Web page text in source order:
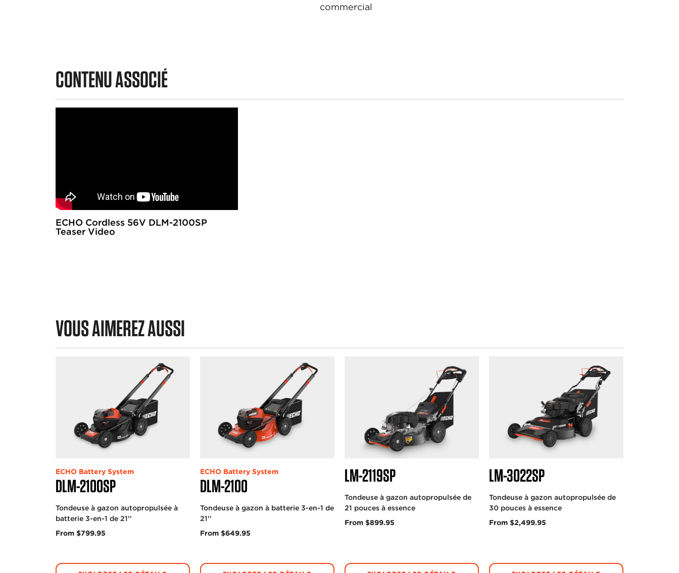
commercial
CONTENU ASSOCIÉ
ECHO Cordless 56V DLM-2100SP
Teaser Video
VOUS AIMEREZ AUSSI
DLM-2100SP
ECHO Battery System
Tondeuse à gazon autopropulsée à
batterie 3-en-1 de 21''
From $799.95
DLM-2100
ECHO Battery System
Tondeuse à gazon à batterie 3-en-1 de
21''
From $649.95
LM-2119SP
Tondeuse à gazon autopropulsée de
21 pouces à essence
From $899.95
LM-3022SP
Tondeuse à gazon autopropulsée de
30 pouces à essence
From $2,499.95